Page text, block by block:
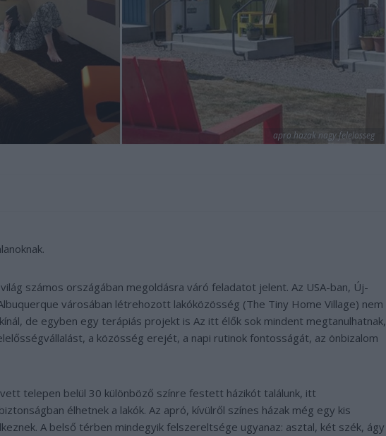
apro hazak nagy felelosseg
számos országában megoldásra váró feladatot jelent. Az USA-ban, Új-
városában létrehozott lakóközösség (The Tiny Home Village) nem
de egyben egy terápiás projekt is Az itt élők sok mindent megtanulhatnak,
a közösség erejét, a napi rutinok fontosságát, az önbizalom
telepen belül 30 különböző színre festett házikót találunk, itt
élhetnek a lakók. Az apró, kívülről színes házak még egy kis
A belső térben mindegyik felszereltsége ugyanaz: asztal, két szék, ágy